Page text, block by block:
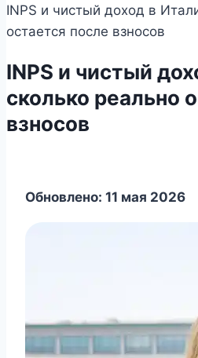
INPS и чистый доход в
остается после взносов
INPS и чистый
сколько реально
взносов
Обновлено: 11 мая 2026